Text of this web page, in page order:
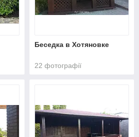
Беседка в Хотяновке
22 фотографії